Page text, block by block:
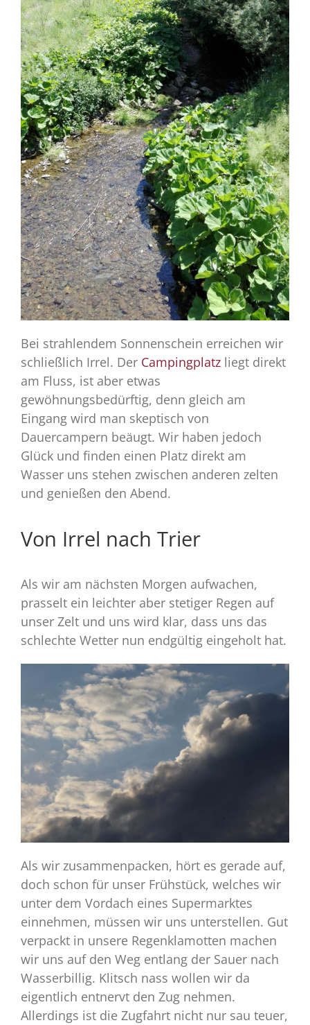
Bei strahlendem Sonnenschein erreichen wir
schließlich Irrel. Der Campingplatz liegt direkt
am Fluss, ist aber etwas
gewöhnungsbedürftig, denn gleich am
Eingang wird man skeptisch von
Dauercampern beäugt. Wir haben jedoch
Glück und finden einen Platz direkt am
Wasser uns stehen zwischen anderen zelten
und genießen den Abend.
Von Irrel nach Trier
Als wir am nächsten Morgen aufwachen,
prasselt ein leichter aber stetiger Regen auf
unser Zelt und uns wird klar, dass uns das
schlechte Wetter nun endgültig eingeholt hat.
Als wir zusammenpacken, hört es gerade auf,
doch schon für unser Frühstück, welches wir
unter dem Vordach eines Supermarktes
einnehmen, müssen wir uns unterstellen. Gut
verpackt in unsere Regenklamotten machen
wir uns auf den Weg entlang der Sauer nach
Wasserbillig. Klitsch nass wollen wir da
eigentlich entnervt den Zug nehmen.
Allerdings ist die Zugfahrt nicht nur sau teuer,